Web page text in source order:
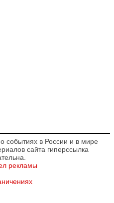
событиях в России и в мире
сайта гиперссылка
рекламы